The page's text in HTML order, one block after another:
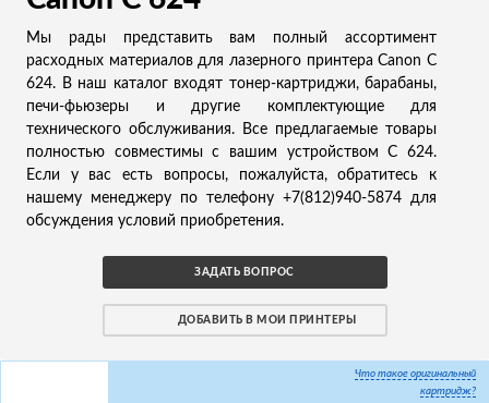
Мы рады представить вам полный ассортимент
расходных материалов для лазерного принтера Canon C
624. В наш каталог входят тонер-картриджи, барабаны,
печи-фьюзеры и другие комплектующие для
технического обслуживания. Все предлагаемые товары
полностью совместимы с вашим устройством C 624.
Если у вас есть вопросы, пожалуйста, обратитесь к
нашему менеджеру по телефону +7(812)940-5874 для
обсуждения условий приобретения.
ЗАДАТЬ ВОПРОС
ДОБАВИТЬ В МОИ ПРИНТЕРЫ
Что такое оригинальный
картридж?